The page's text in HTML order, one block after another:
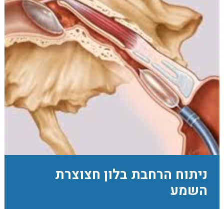
ניתוח הרחבת בלון חצוצרת
השמע